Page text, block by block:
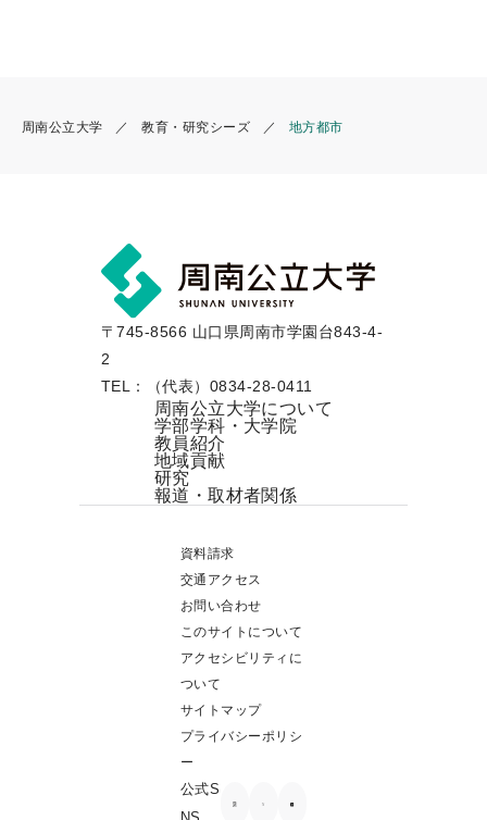
周南公立大学 教育・研究シーズ 地方都市
〒745-8566 山口県周南市学園台843-4-
2
TEL：（代表）0834-28-0411
周南公立大学について
学部学科・大学院
教員紹介
地域貢献
研究
報道・取材者関係
資料請求
交通アクセス
お問い合わせ
このサイトについて
アクセシビリティに
ついて
サイトマップ
プライバシーポリシ
ー
公式S